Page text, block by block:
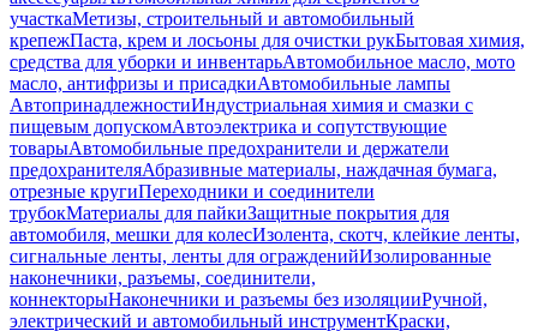
участкаМетизы, строительный и автомобильный
крепежПаста, крем и лосьоны для очистки рукБытовая химия,
средства для уборки и инвентарьАвтомобильное масло, мото
масло, антифризы и присадкиАвтомобильные лампы
АвтопринадлежностиИндустриальная химия и смазки с
пищевым допускомАвтоэлектрика и сопутствующие
товарыАвтомобильные предохранители и держатели
предохранителяАбразивные материалы, наждачная бумага,
отрезные кругиПереходники и соединители
трубокМатериалы для пайкиЗащитные покрытия для
автомобиля, мешки для колесИзолента, скотч, клейкие ленты,
сигнальные ленты, ленты для огражденийИзолированные
наконечники, разъемы, соединители,
коннекторыНаконечники и разъемы без изоляцииРучной,
электрический и автомобильный инструментКраски,